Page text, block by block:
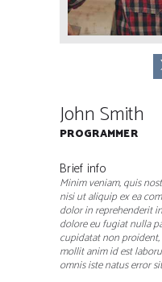
John Smith
PROGRAMMER
Brief info
Minim veniam, quis
nisi ut aliquip ex ea
dolor in reprehenderit
dolore eu fugiat nulla
cupidatat non
mollit anim id est
omnis iste natus error